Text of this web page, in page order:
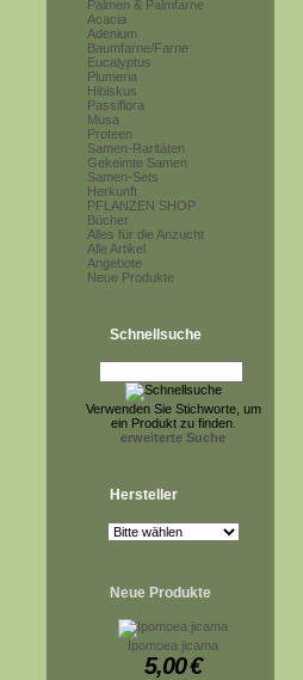
Palmen & Palmfarne
Acacia
Adenium
Baumfarne/Farne
Eucalyptus
Plumeria
Hibiskus
Passiflora
Musa
Proteen
Samen-Raritäten
Gekeimte Samen
Samen-Sets
Herkunft
PFLANZEN SHOP
Bücher
Alles für die Anzucht
Alle Artikel
Angebote
Neue Produkte
Schnellsuche
Verwenden Sie Stichworte, um
ein Produkt zu finden.
erweiterte Suche
Hersteller
Neue Produkte
Ipomoea jicama
5,00€